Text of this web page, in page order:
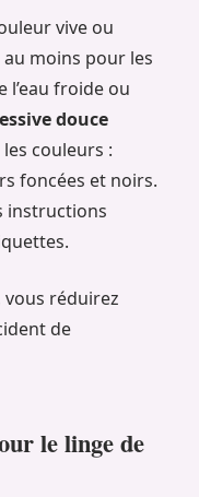
vive ou
moins pour les
l’eau froide ou
douce
couleurs :
foncées et noirs.
instructions
vous réduirez
de
le linge de